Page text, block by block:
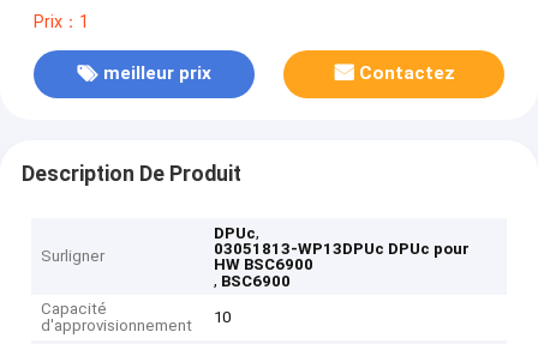
Prix：1
meilleur prix Contactez
Description De Produit
Surligner
DPUc,
03051813-WP13DPUc DPUc pour
HW BSC6900
, BSC6900
Capacité
d'approvisionnement
10